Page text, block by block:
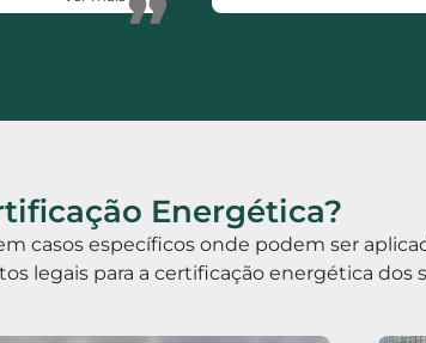
”
de certificação
Energética?
casos específicos onde podem ser
legais para a certificação energética dos